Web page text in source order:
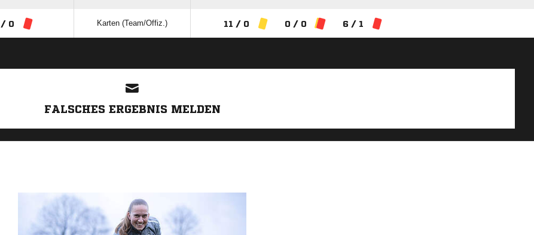
/ 0 Karten (Team/Offiz.) 11 / 0 0 / 0 6 / 1
FALSCHES ERGEBNIS MELDEN